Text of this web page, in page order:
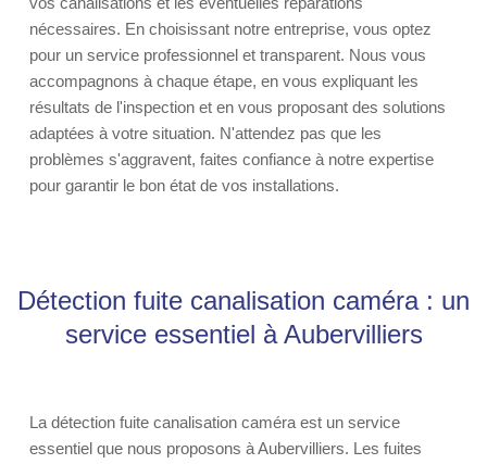
nécessaires. En choisissant notre entreprise, vous optez
pour un service professionnel et transparent. Nous vous
accompagnons à chaque étape, en vous expliquant les
résultats de l'inspection et en vous proposant des solutions
adaptées à votre situation. N'attendez pas que les
problèmes s'aggravent, faites confiance à notre expertise
pour garantir le bon état de vos installations.
Détection fuite canalisation caméra : un
service essentiel à Aubervilliers
La détection fuite canalisation caméra est un service
essentiel que nous proposons à Aubervilliers. Les fuites